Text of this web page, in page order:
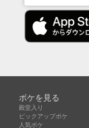
ボケを見る
殿堂入り
ピックアップボケ
人気ボケ